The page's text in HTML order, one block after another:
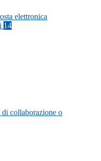
elettronica
14
collaborazione o